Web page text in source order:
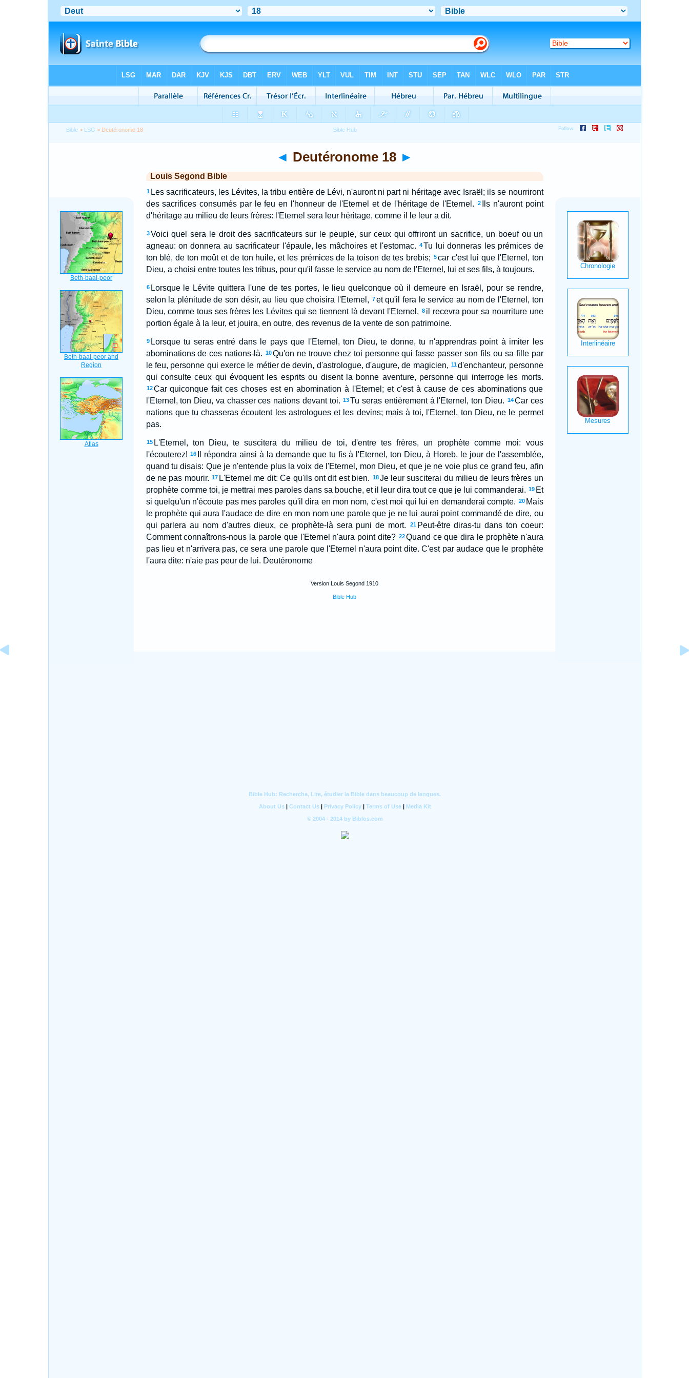
Bible > LSG > Deutéronome 18
◄ Deutéronome 18 ►
Louis Segond Bible
1 Les sacrificateurs, les Lévites, la tribu entière de Lévi, n'auront ni part ni héritage avec Israël; ils se nourriront
des sacrifices consumés par le feu en l'honneur de l'Eternel et de l'héritage de l'Eternel.
2
Ils n'auront point
d'héritage au milieu de leurs frères: l'Eternel sera leur héritage, comme il le leur a dit.
3 Voici quel sera le droit des sacrificateurs sur le peuple, sur ceux qui offriront un sacrifice, un boeuf ou un
agneau: on donnera au sacrificateur l'épaule, les mâchoires et l'estomac. 4Tu lui donneras les prémices de
ton blé, de ton moût et de ton huile, et les prémices de la toison de tes brebis; 5car c'est lui que l'Eternel, ton
Dieu, a choisi entre toutes les tribus, pour qu'il fasse le service au nom de l'Eternel, lui et ses fils, à toujours.
6 Lorsque le Lévite quittera l'une de tes portes, le lieu quelconque où il demeure en Israël, pour se rendre,
selon la plénitude de son désir, au lieu que choisira l'Eternel, 7et qu'il fera le service au nom de l'Eternel, ton
Dieu, comme tous ses frères les Lévites qui se tiennent là devant l'Eternel, 8 il recevra pour sa nourriture une
portion égale à la leur, et jouira, en outre, des revenus de la vente de son patrimoine.
9 Lorsque tu seras entré dans le pays que l'Eternel, ton Dieu, te donne, tu n'apprendras point à imiter les
abominations de ces nations-là. 10Qu'on ne trouve chez toi personne qui fasse passer son fils ou sa fille par
le feu, personne qui exerce le métier de devin, d'astrologue, d'augure, de magicien, 11d'enchanteur, personne
qui consulte ceux qui évoquent les esprits ou disent la bonne aventure, personne qui interroge les morts.
12 Car quiconque fait ces choses est en abomination à l'Eternel; et c'est à cause de ces abominations que
l'Eternel, ton Dieu, va chasser ces nations devant toi. 13Tu seras entièrement à l'Eternel, ton Dieu. 14Car ces
nations que tu chasseras écoutent les astrologues et les devins; mais à toi, l'Eternel, ton Dieu, ne le permet
pas.
15 L'Eternel, ton Dieu, te suscitera du milieu de toi, d'entre tes frères, un prophète comme moi: vous
l'écouterez! 16
Il répondra ainsi à la demande que tu fis à l'Eternel, ton Dieu, à Horeb, le jour de l'assemblée,
quand tu disais: Que je n'entende plus la voix de l'Eternel, mon Dieu, et que je ne voie plus ce grand feu, afin
de ne pas mourir. 17 L'Eternel me dit: Ce qu'ils ont dit est bien. 18 Je leur susciterai du milieu de leurs frères un
prophète comme toi, je mettrai mes paroles dans sa bouche, et il leur dira tout ce que je lui commanderai. 19 Et
si quelqu'un n'écoute pas mes paroles qu'il dira en mon nom, c'est moi qui lui en demanderai compte. 20 Mais
le prophète qui aura l'audace de dire en mon nom une parole que je ne lui aurai point commandé de dire, ou
qui parlera au nom d'autres dieux, ce prophète-là sera puni de mort.
21 Peut-être diras-tu dans ton coeur:
Comment connaîtrons-nous la parole que l'Eternel n'aura point dite? 22Quand ce que dira le prophète n'aura
pas lieu et n'arrivera pas, ce sera une parole que l'Eternel n'aura point dite. C'est par audace que le prophète
l'aura dite: n'aie pas peur de lui. Deutéronome
Version Louis Segond 1910
Bible Hub